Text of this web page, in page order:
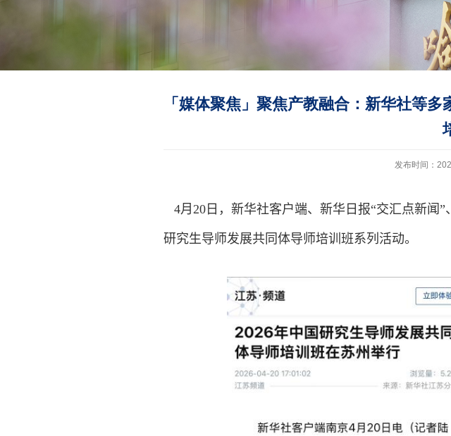
「媒体聚焦」聚焦产教融合：新华社等
发布时间：
4月 20 日，新华社客户端、新华日报“交汇点新闻
研究生导师发展共同体导师培训班系列活动。